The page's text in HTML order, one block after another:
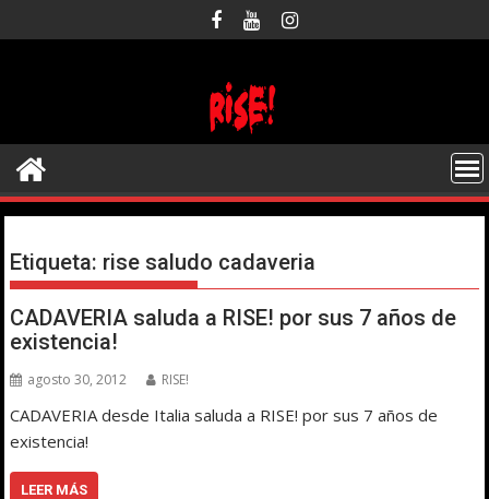
al
Etiqueta: rise saludo cadaveria
CADAVERIA saluda a RISE! por sus 7 años de
existencia!
agosto 30, 2012 RISE!
CADAVERIA desde Italia saluda a RISE! por sus 7 años de
existencia!
LEER MÁS